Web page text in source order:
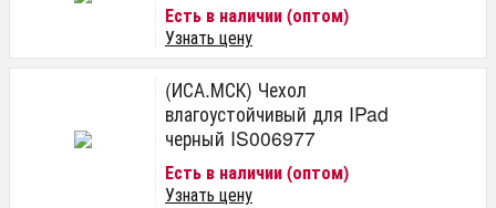
Есть в наличии (оптом)
Узнать цену
(ИСА.МСК) Чехол
влагоустойчивый для IPad
черный IS006977
Есть в наличии (оптом)
Узнать цену